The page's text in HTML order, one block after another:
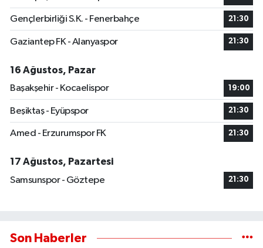
Gençlerbirliği S.K. - Fenerbahçe 21:30
Gaziantep FK - Alanyaspor 21:30
16 Ağustos, Pazar
Başakşehir - Kocaelispor
19:00
Beşiktaş - Eyüpspor 21:30
Amed - Erzurumspor FK 21:30
17 Ağustos, Pazartesi
Samsunspor - Göztepe
21:30
Son Haberler